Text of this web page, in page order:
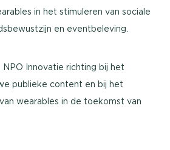
in het stimuleren van sociale
en eventbeleving.
Innovatie richting bij het
publieke content en bij het
wearables in de toekomst van